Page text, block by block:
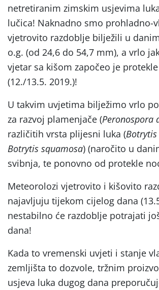
netretiranim zimskim usjevima
lučica! Naknadno smo prohladno-
vjetrovito razdoblje bilježili u
o.g. (od 24,6 do 54,7 mm), a vrlo
vjetar sa kišom započeo je
(12./13.5. 2019.)!
U takvim uvjetima bilježimo vrlo
za razvoj plamenjače (Peronospora
različitih vrsta plijesni luka (Botrytis
Botrytis squamosa) (naročito u
svibnja, te ponovno od protekle
Meteorolozi vjetrovito i kišovito
najavljuju tijekom cijelog dana
nestabilno će razdoblje potrajati
dana!
Kada to vremenski uvjeti i stanje
zemljišta to dozvole, tržnim
usjeva luka dugog dana